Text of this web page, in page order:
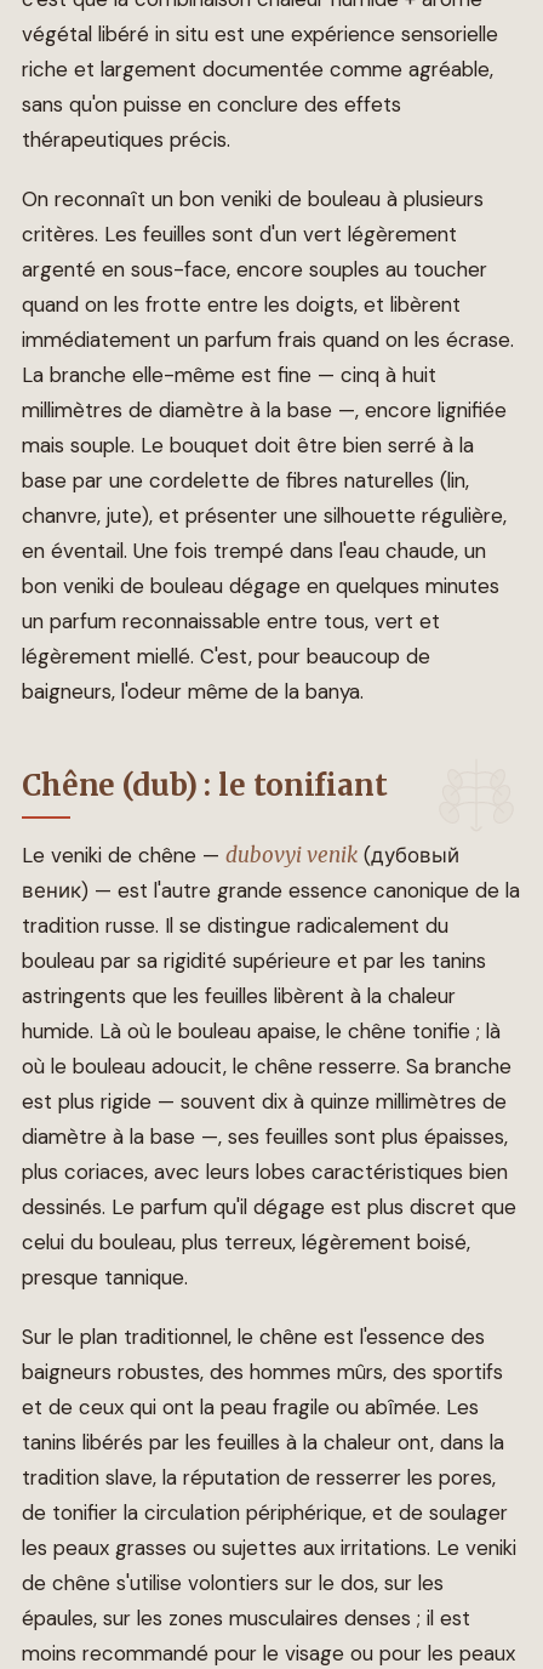
végétal libéré in situ est une expérience sensorielle
riche et largement documentée comme agréable,
sans qu'on puisse en conclure des effets
thérapeutiques précis.
On reconnaît un bon veniki de bouleau à plusieurs
critères. Les feuilles sont d'un vert légèrement
argenté en sous-face, encore souples au toucher
quand on les frotte entre les doigts, et libèrent
immédiatement un parfum frais quand on les écrase.
La branche elle-même est fine — cinq à huit
millimètres de diamètre à la base —, encore lignifiée
mais souple. Le bouquet doit être bien serré à la
base par une cordelette de fibres naturelles (lin,
chanvre, jute), et présenter une silhouette régulière,
en éventail. Une fois trempé dans l'eau chaude, un
bon veniki de bouleau dégage en quelques minutes
un parfum reconnaissable entre tous, vert et
légèrement miellé. C'est, pour beaucoup de
baigneurs, l'odeur même de la banya.
Chêne (dub) : le tonifiant
Le veniki de chêne — dubovyi venik(дубовый
веник) — est l'autre grande essence canonique de la
tradition russe. Il se distingue radicalement du
bouleau par sa rigidité supérieure et par les tanins
astringents que les feuilles libèrent à la chaleur
humide. Là où le bouleau apaise, le chêne tonifie ; là
où le bouleau adoucit, le chêne resserre. Sa branche
est plus rigide — souvent dix à quinze millimètres de
diamètre à la base —, ses feuilles sont plus épaisses,
plus coriaces, avec leurs lobes caractéristiques bien
dessinés. Le parfum qu'il dégage est plus discret que
celui du bouleau, plus terreux, légèrement boisé,
presque tannique.
Sur le plan traditionnel, le chêne est l'essence des
baigneurs robustes, des hommes mûrs, des sportifs
et de ceux qui ont la peau fragile ou abîmée. Les
tanins libérés par les feuilles à la chaleur ont, dans la
tradition slave, la réputation de resserrer les pores,
de tonifier la circulation périphérique, et de soulager
les peaux grasses ou sujettes aux irritations. Le veniki
de chêne s'utilise volontiers sur le dos, sur les
épaules, sur les zones musculaires denses ; il est
moins recommandé pour le visage ou pour les peaux